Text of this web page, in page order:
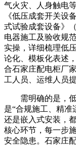
气火灾、人身触电
《低压成套开关设
式试验成套设备》
电器施工及验收规
实操，详细梳理低
论化、模板化表述
合石家庄配电柜厂
工人员、运维人员
需明确的是，
是“合规施工、精
还是嵌入式安装，
核心环节，每一步
安全隐患。石家庄